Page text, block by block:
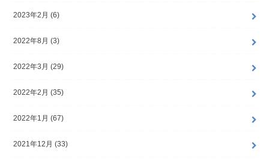
2023年2月 (6)
2022年8月 (3)
2022年3月 (29)
2022年2月 (35)
2022年1月 (67)
2021年12月 (33)